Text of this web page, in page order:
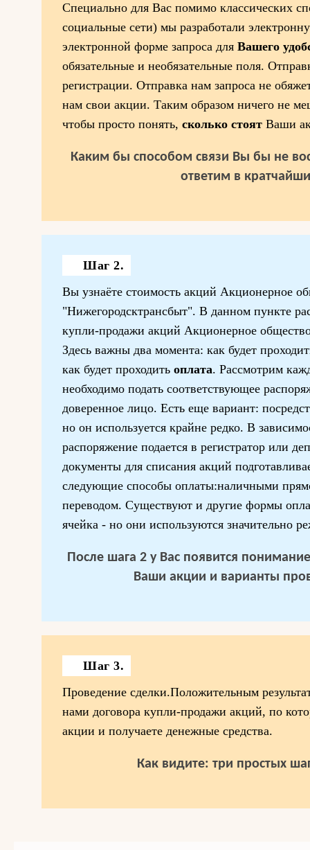
Специально для Вас помимо классических
социальные сети) мы разработали
электронной форме запроса для Вашего
обязательные и необязательные поля.
регистрации. Отправка нам запроса не
нам свои акции. Таким образом ничего не
чтобы просто понять, сколько стоят Ваши
Каким бы способом связи Вы бы не
ответим в
Шаг 2.
Вы узнаёте стоимость акций Акционерное
"Нижегородсктрансбыт". В данном пункте
купли-продажи акций Акционерное
Здесь важны два момента: как будет
как будет проходить оплата. Рассмотрим
необходимо подать соответствующее
доверенное лицо. Есть еще вариант:
но он используется крайне редко. В
распоряжение подается в регистратор или
документы для списания акций
следующие способы оплаты:наличными
переводом. Существуют и другие формы
ячейка - но они используются значительно
После шага 2 у Вас появится понимание
Ваши акции и варианты
Шаг 3.
Проведение сделки.Положительным
нами договора купли-продажи акций, по
акции и получаете денежные средства.
Как видите: три простых